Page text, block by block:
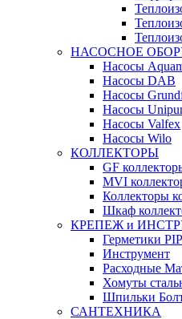
НАСОСНОЕ
Насосы
Насосы DAB
Насосы
Насосы
Насосы Valfex
Насосы Wilo
КОЛЛЕКТОРЫ
GF
MVI
Коллекторы
Шкаф
КРЕПЕЖ и
Герметики
Инструмент
Расходные
Хомуты
Шпильки
САНТЕХНИКА